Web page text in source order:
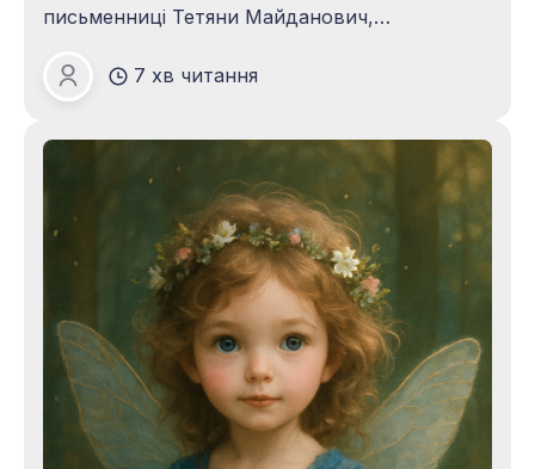
письменниці Тетяни Майданович,
та казкою «Охоронниця слова».
Розширювати знання учнів про
багатобарвний світ казок. Виховувати кращі
моральні якості особистості, любов до рідної
мови, до України. Обладнання: портрет
Тетяни Майданович,
Зоя ПАЦАЛО
7 хв читання